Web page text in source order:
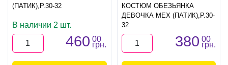
(ПАТИК),Р.30-32
В наличии 2 шт.
460 00
грн.
КОСТЮМ ОБЕЗЬЯНКА
ДЕВОЧКА МЕХ (ПАТИК),Р.30-
32
380 00
грн.